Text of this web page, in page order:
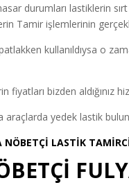
durumları lastiklerin
Tamir işlemlerinin
kullanıldıysa o
fiyatları bizden aldığınız
araçlarda yedek lastik
NÖBETÇİ LASTİK